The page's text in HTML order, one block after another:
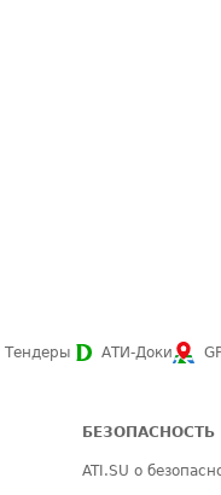
Тендеры АТИ-Доки
БЕЗОПАСНОСТЬ
ATI.SU о